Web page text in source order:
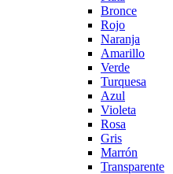
Bronce
Rojo
Naranja
Amarillo
Verde
Turquesa
Azul
Violeta
Rosa
Gris
Marrón
Transparente